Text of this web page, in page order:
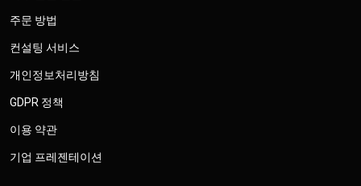
주문 방법
컨설팅 서비스
개인정보처리방침
GDPR 정책
이용 약관
기업 프레젠테이션